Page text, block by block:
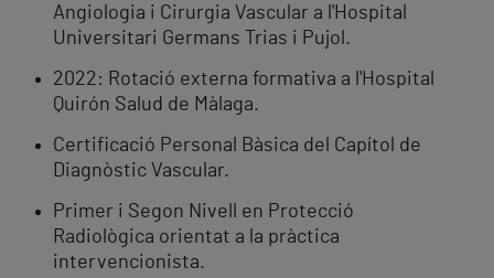
Angiologia i Cirurgia Vascular a l'Hospital
Universitari Germans Trias i Pujol.
2022: Rotació externa formativa a l'Hospital
Quirón Salud de Màlaga.
Certificació Personal Bàsica del Capítol de
Diagnòstic Vascular.
Primer i Segon Nivell en Protecció
Radiològica orientat a la pràctica
intervencionista.